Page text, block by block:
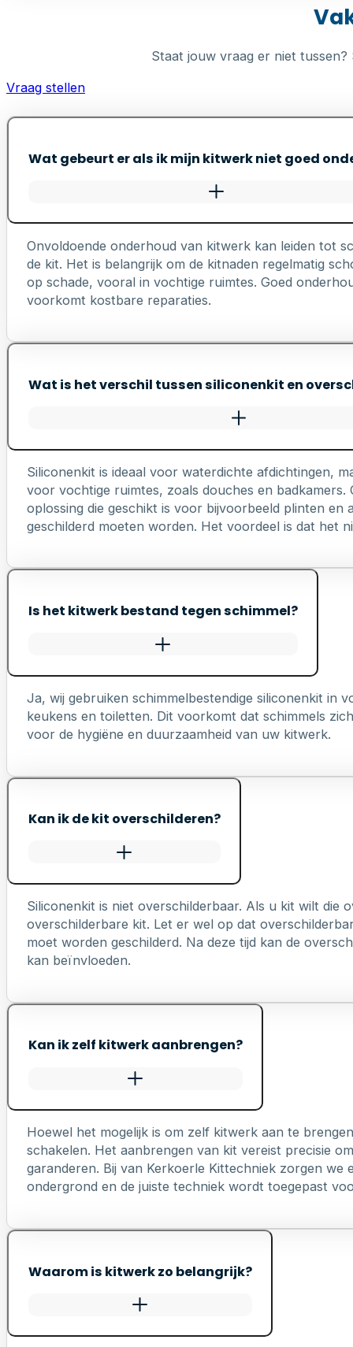
Staat jouw vraag er niet tussen?
Vraag stellen
Wat gebeurt er als ik mijn kitwerk niet goed
Onvoldoende onderhoud van kitwerk kan leiden tot
de kit. Het is belangrijk om de kitnaden regelmatig
op schade, vooral in vochtige ruimtes. Goed
voorkomt kostbare reparaties.
Wat is het verschil tussen siliconenkit en
Siliconenkit is ideaal voor waterdichte afdichtingen,
voor vochtige ruimtes, zoals douches en badkamers.
oplossing die geschikt is voor bijvoorbeeld plinten en
geschilderd moeten worden. Het voordeel is dat het
Is het kitwerk bestand tegen schimmel?
Ja, wij gebruiken schimmelbestendige siliconenkit in
keukens en toiletten. Dit voorkomt dat schimmels
voor de hygiëne en duurzaamheid van uw kitwerk.
Kan ik de kit overschilderen?
Siliconenkit is niet overschilderbaar. Als u kit wilt die
overschilderbare kit. Let er wel op dat
moet worden geschilderd. Na deze tijd kan de
kan beïnvloeden.
Kan ik zelf kitwerk aanbrengen?
Hoewel het mogelijk is om zelf kitwerk aan te
schakelen. Het aanbrengen van kit vereist precisie
garanderen. Bij van Kerkoerle Kittechniek zorgen
ondergrond en de juiste techniek wordt toegepast
Waarom is kitwerk zo belangrijk?